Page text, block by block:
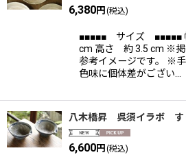
6,380円 (税込)
■■■■■ サイズ
cm 高さ 約 3.5 cm ※掲
参考イメージです。 ※
色味に個体差がござい…
八木橋昇 呉須イラボ す
6,600円 (税込)